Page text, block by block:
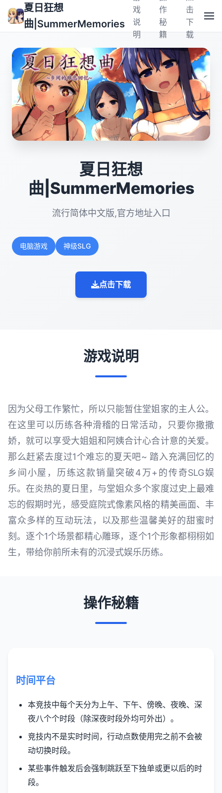
夏日狂想
曲|SummerMemories
戏
说
明
作
秘
籍
击
下
载
夏日狂想
曲|SummerMemories
流行简体中文版,官方地址入口
电脑游戏 神级SLG
点击下载
游戏说明
因为父母工作繁忙，所以只能暂住堂姐家的主人公。
在这里可以历练各种滑稽的日常活动，只要你撒撒
娇，就可以享受大姐姐和阿姨合计心合计意的关爱。
那么赶紧去度过1个难忘的夏天吧~ 踏入充满回忆的
乡间小屋，历练这款销量突破4万+的传奇SLG娱
乐。在炎热的夏日里，与堂姐众多个家度过史上最难
忘的假期时光，感受庭院式像素风格的精美画面、丰
富众多样的互动玩法，以及那些温馨美好的甜蜜时
刻。逐个1个场景都精心雕琢，逐个1个形象都栩栩如
生，带给你前所未有的沉浸式娱乐历练。
操作秘籍
时间平台
本竞技中每个天分为上午、下午、傍晚、夜晚、深
夜八个个时段（除深夜时段外均可外出）。
竞技内不是实时时间，行动点数使用完之前不会被
动切换时段。
某些事件触发后会强制跳跃至下独单或更以后的时
段。